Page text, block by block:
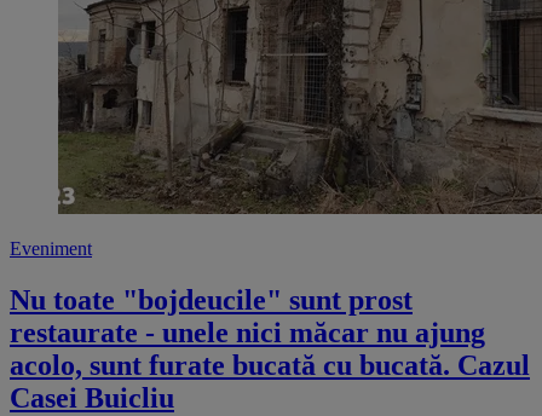
Eveniment
Nu toate "bojdeucile" sunt prost
restaurate - unele nici măcar nu ajung
acolo, sunt furate bucată cu bucată. Cazul
Casei Buicliu